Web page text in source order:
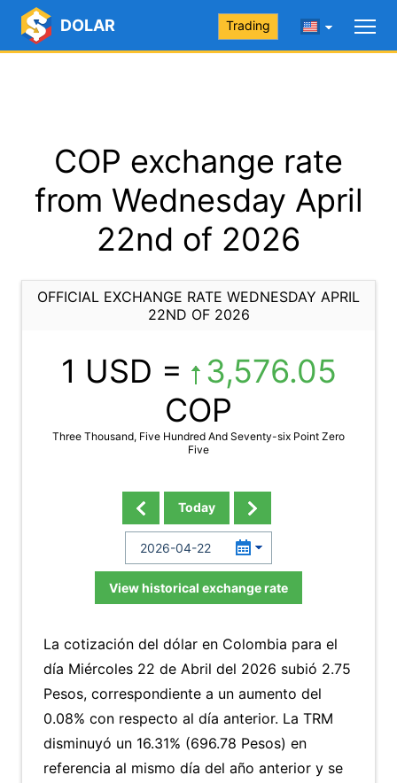
DOLAR Trading
COP exchange rate
from Wednesday April
22nd of 2026
OFFICIAL EXCHANGE RATE WEDNESDAY APRIL
22ND OF 2026
1 USD =
3,576.05
COP
Three Thousand, Five Hundred And Seventy-six Point Zero
Five
Today
View historical exchange rate
La cotización del dólar en Colombia para el
día Miércoles 22 de Abril del 2026 subió 2.75
Pesos, correspondiente a un aumento del
0.08% con respecto al día anterior. La TRM
disminuyó un 16.31% (696.78 Pesos) en
referencia al mismo día del año anterior y se